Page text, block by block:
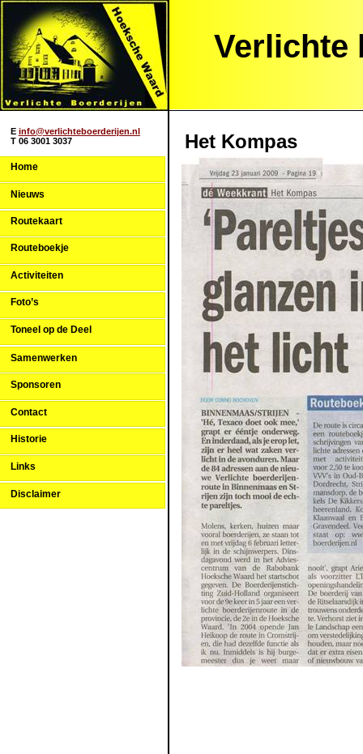
Verlichte
Het Kompas
Home
Nieuws
Routekaart
Routeboekje
Activiteiten
Foto’s
Toneel op de Deel
Samenwerken
Sponsoren
Contact
Historie
Links
Disclaimer
E info@verlichteboerderijen.nl
T 06 3001 3037